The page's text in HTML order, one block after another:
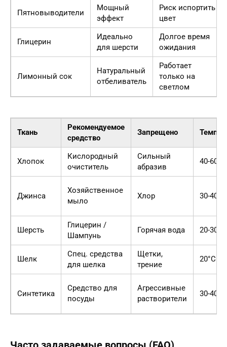
Пятновыводители
Мощный
эффект
Риск испортить
цвет
Глицерин
Идеально
для шерсти
Долгое время
ожидания
Лимонный сок
Натуральный
отбеливатель
Работает
только на
светлом
Ткань
Рекомендуемое
средство
Запрещено
Хлопок
Кислородный
очиститель
Сильный
абразив
40-60°C
Джинса
Хозяйственное
мыло
Хлор 30-40°C
Шерсть
Глицерин /
Шампунь
Горячая вода 20-30°C
Шелк
Спец. средства
для шелка
Щетки,
трение
20°C
Синтетика
Средство для
посуды
Агрессивные
растворители
30-40°C